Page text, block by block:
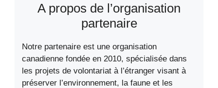
A propos de l’organisation
partenaire
Notre partenaire est une organisation
canadienne fondée en 2010, spécialisée dans
les projets de volontariat à l’étranger visant à
préserver l’environnement, la faune et les